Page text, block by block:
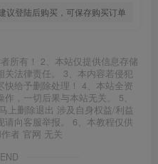
议登陆后购买，可保存购买订单
所有！ 2、本站仅提供信息存储
关法律责任。 3、本内容若侵犯
给予删除处理！ 4、本站全资
，一切后果与本站无关。 5、
上删除退出 涉及自身权益/利益
向客服举报。 6、本教程仅供
者 官网 无关